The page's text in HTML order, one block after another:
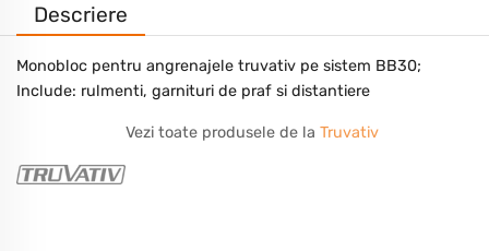
Descriere
Monobloc pentru angrenajele truvativ pe sistem BB30;
Include: rulmenti, garnituri de praf si distantiere
Vezi toate produsele de la Truvativ